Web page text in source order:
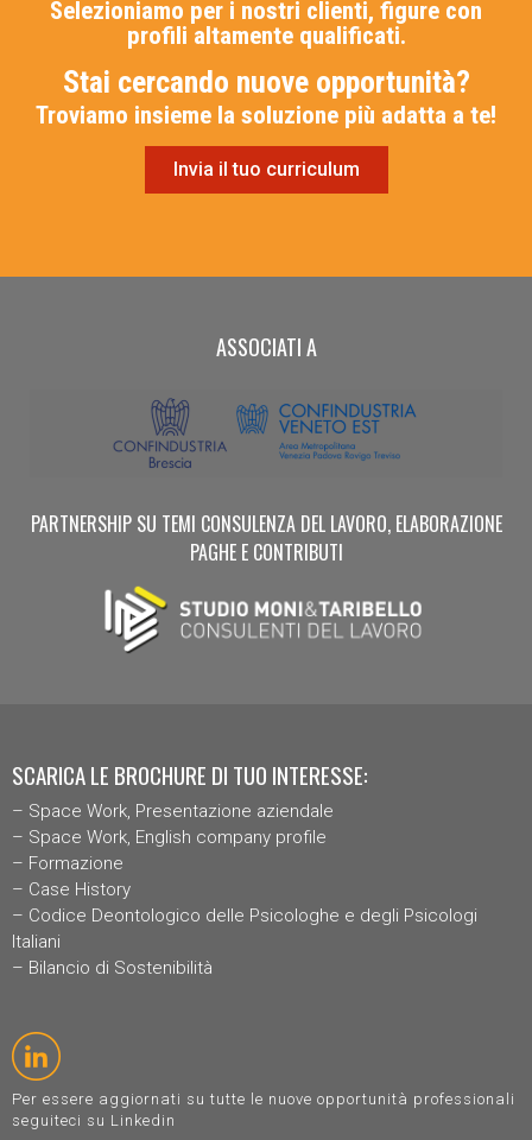
Selezioniamo per i nostri clienti, figure con
profili altamente qualificati.
Stai cercando nuove opportunità?
Troviamo insieme la soluzione più adatta a te!
Invia il tuo curriculum
ASSOCIATI A
PARTNERSHIP SU TEMI CONSULENZA DEL LAVORO, ELABORAZIONE
PAGHE E CONTRIBUTI
SCARICA LE BROCHURE DI TUO INTERESSE:
– Space Work, Presentazione aziendale
– Space Work, English company profile
– Formazione
– Case History
– Codice Deontologico delle Psicologhe e degli Psicologi
Italiani
– Bilancio di Sostenibilità
Per essere aggiornati su tutte le nuove opportunità professionali
seguiteci su Linkedin